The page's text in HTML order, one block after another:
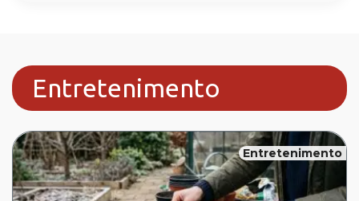
Entretenimento
Entretenimento